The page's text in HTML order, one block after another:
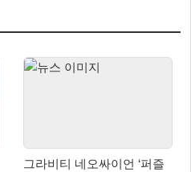
그라비티 네오싸이언 ‘퍼즐